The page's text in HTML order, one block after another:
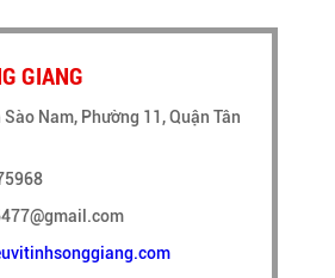
GIANG
Nam, Phường 11, Quận Tân